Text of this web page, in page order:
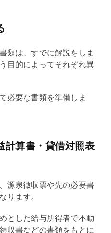
類は、すでに解説をしま
目的によってそれぞれ異
必要な書類を準備しま
計算書・貸借対照表
源泉徴収票や先の必要書
ります。
とした給与所得者で不動
収書などの書類をもとに